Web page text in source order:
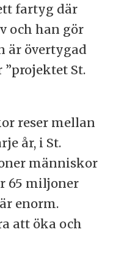
fartyg där
och han gör
är övertygad
St.
reser mellan
år, i St.
människor
65 miljoner
enorm.
att öka och